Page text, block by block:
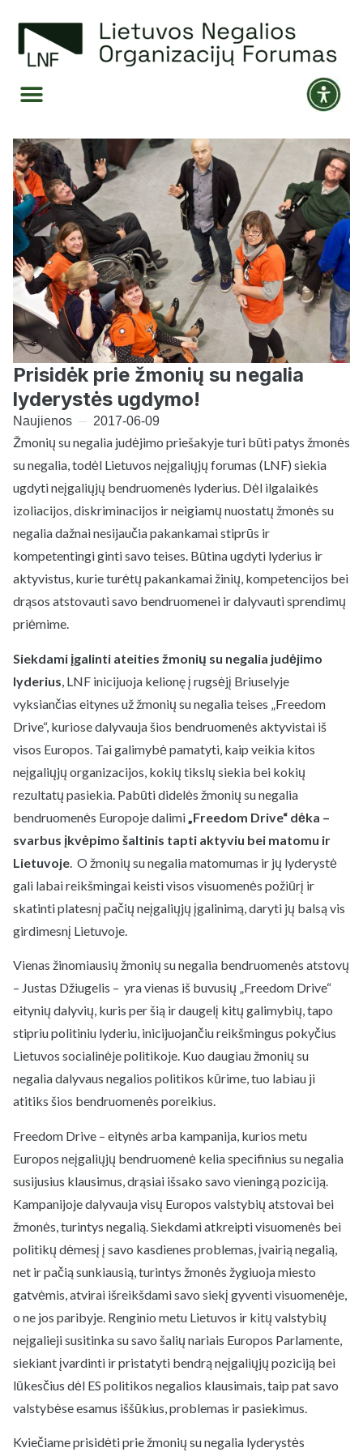
Prisidėk prie žmonių su negalia
lyderystės ugdymo!
Naujienos 2017-06-09
Žmonių su negalia judėjimo priešakyje turi būti patys žmonės
su negalia, todėl Lietuvos neįgaliųjų forumas (LNF) siekia
ugdyti neįgaliųjų bendruomenės lyderius. Dėl ilgalaikės
izoliacijos, diskriminacijos ir neigiamų nuostatų žmonės su
negalia dažnai nesijaučia pakankamai stiprūs ir
kompetentingi ginti savo teises. Būtina ugdyti lyderius ir
aktyvistus, kurie turėtų pakankamai žinių, kompetencijos bei
drąsos atstovauti savo bendruomenei ir dalyvauti sprendimų
priėmime.
Siekdami įgalinti ateities žmonių su negalia judėjimo
lyderius, LNF inicijuoja kelionę į rugsėjį Briuselyje
vyksiančias eitynes už žmonių su negalia teises „Freedom
Drive“, kuriose dalyvauja šios bendruomenės aktyvistai iš
visos Europos. Tai galimybė pamatyti, kaip veikia kitos
neįgaliųjų organizacijos, kokių tikslų siekia bei kokių
rezultatų pasiekia. Pabūti didelės žmonių su negalia
bendruomenės Europoje dalimi„Freedom Drive“ dėka –
svarbus įkvėpimo šaltinis tapti aktyviu bei matomu ir
Lietuvoje. O žmonių su negalia matomumas ir jų lyderystė
gali labai reikšmingai keisti visos visuomenės požiūrį ir
skatinti platesnį pačių neįgaliųjų įgalinimą, daryti jų balsą vis
girdimesnį Lietuvoje.
Vienas žinomiausių žmonių su negalia bendruomenės atstovų
– Justas Džiugelis – yra vienas iš buvusių „Freedom Drive“
eitynių dalyvių, kuris per šią ir daugelį kitų galimybių, tapo
stipriu politiniu lyderiu, inicijuojančiu reikšmingus pokyčius
Lietuvos socialinėje politikoje. Kuo daugiau žmonių su
negalia dalyvaus negalios politikos kūrime, tuo labiau ji
atitiks šios bendruomenės poreikius.
Freedom Drive – eitynės arba kampanija, kurios metu
Europos neįgaliųjų bendruomenė kelia specifinius su negalia
susijusius klausimus, drąsiai išsako savo vieningą poziciją.
Kampanijoje dalyvauja visų Europos valstybių atstovai bei
žmonės, turintys negalią. Siekdami atkreipti visuomenės bei
politikų dėmesį į savo kasdienes problemas, įvairią negalią,
net ir pačią sunkiausią, turintys žmonės žygiuoja miesto
gatvėmis, atvirai išreikšdami savo siekį gyventi visuomenėje,
o ne jos paribyje. Renginio metu Lietuvos ir kitų valstybių
neįgalieji susitinka su savo šalių nariais Europos Parlamente,
siekiant įvardinti ir pristatyti bendrą neįgaliųjų poziciją bei
lūkesčius dėl ES politikos negalios klausimais, taip pat savo
valstybėse esamus iššūkius, problemas ir pasiekimus.
Kviečiame prisidėti prie žmonių su negalia lyderystės